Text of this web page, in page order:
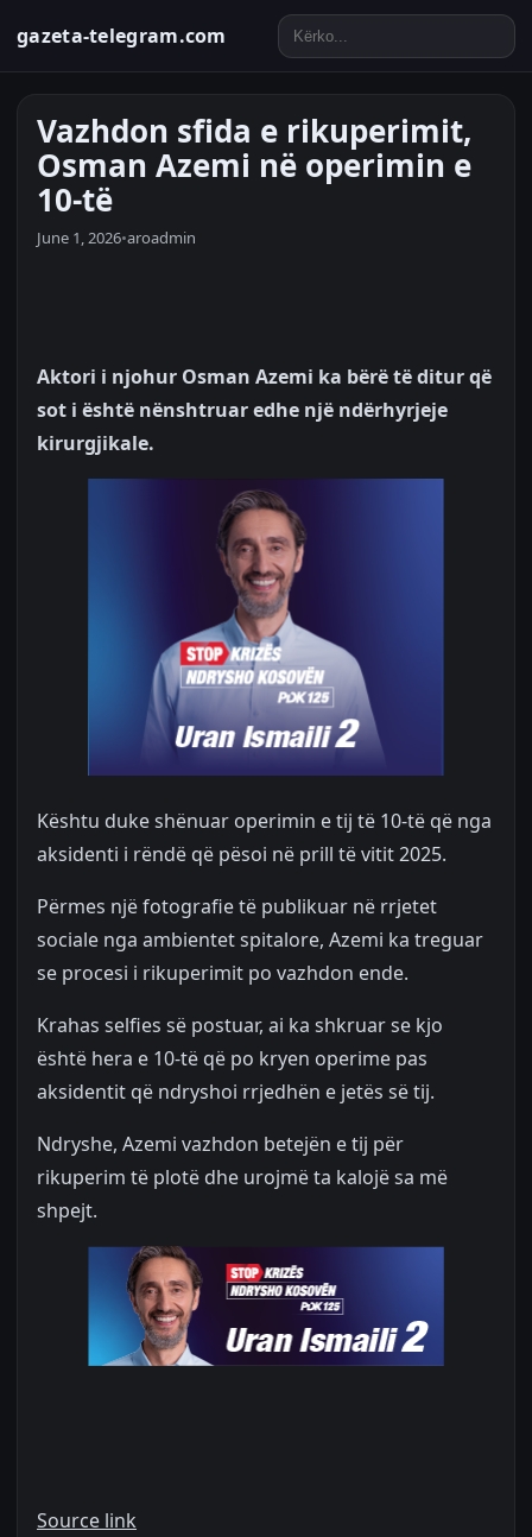
gazeta-telegram.com
Vazhdon sfida e rikuperimit,
Osman Azemi në operimin e
10-të
June 1, 2026•aroadmin
Aktori i njohur Osman Azemi ka bërë të ditur që
sot i është nënshtruar edhe një ndërhyrjeje
kirurgjikale.
Kështu duke shënuar operimin e tij të 10-të që nga
aksidenti i rëndë që pësoi në prill të vitit 2025.
Përmes një fotografie të publikuar në rrjetet
sociale nga ambientet spitalore, Azemi ka treguar
se procesi i rikuperimit po vazhdon ende.
Krahas selfies së postuar, ai ka shkruar se kjo
është hera e 10-të që po kryen operime pas
aksidentit që ndryshoi rrjedhën e jetës së tij.
Ndryshe, Azemi vazhdon betejën e tij për
rikuperim të plotë dhe urojmë ta kalojë sa më
shpejt.
Source link